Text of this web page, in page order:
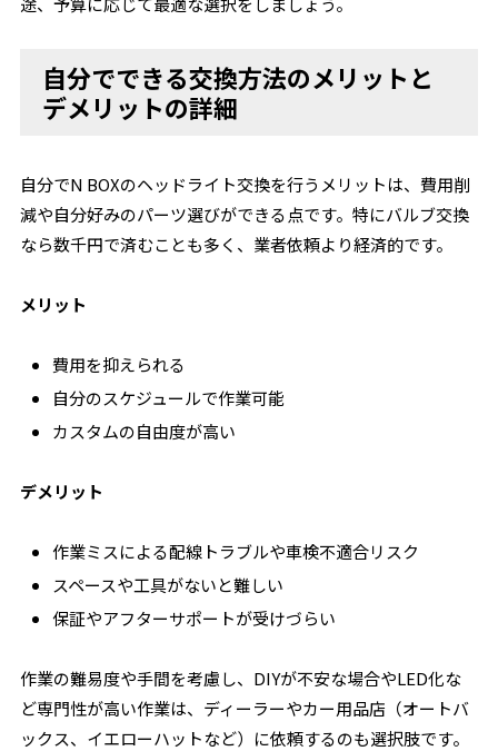
自分でできる交換方法のメリットと
デメリットの詳細
自分でN BOXのヘッドライト交換を行うメリットは、費用削
減や自分好みのパーツ選びができる点です。特にバルブ交換
なら数千円で済むことも多く、業者依頼より経済的です。
メリット
費用を抑えられる
自分のスケジュールで作業可能
カスタムの自由度が高い
デメリット
作業ミスによる配線トラブルや車検不適合リスク
スペースや工具がないと難しい
保証やアフターサポートが受けづらい
作業の難易度や手間を考慮し、DIYが不安な場合やLED化な
ど専門性が高い作業は、ディーラーやカー用品店（オートバ
ックス、イエローハットなど）に依頼するのも選択肢です。